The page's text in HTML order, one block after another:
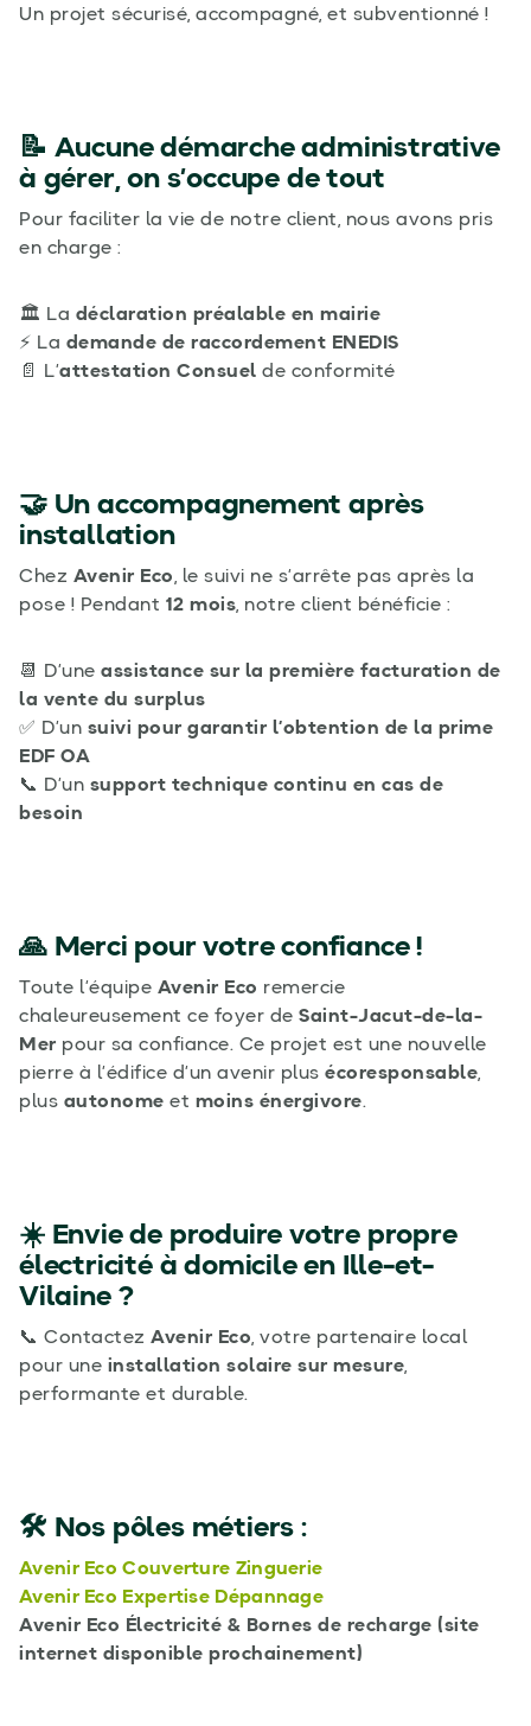
Un projet sécurisé, accompagné, et subventionné !
📝 Aucune démarche administrative
à gérer, on s’occupe de tout
Pour faciliter la vie de notre client, nous avons pris
en charge :
🏛️ La déclaration préalable en mairie
⚡ La demande de raccordement ENEDIS
📄 L’attestation Consuel de conformité
🤝 Un accompagnement après
installation
Chez Avenir Eco, le suivi ne s’arrête pas après la
pose ! Pendant 12 mois, notre client bénéficie :
📆 D’une assistance sur la première facturation de
la vente du surplus
✅ D’un suivi pour garantir l’obtention de la prime
EDF OA
📞 D’un support technique continu en cas de
besoin
🙏 Merci pour votre confiance !
Toute l’équipe Avenir Eco remercie
chaleureusement ce foyer de Saint-Jacut-de-la-
Mer pour sa confiance. Ce projet est une nouvelle
pierre à l’édifice d’un avenir plus écoresponsable,
plus autonome et moins énergivore.
☀️ Envie de produire votre propre
électricité à domicile en Ille-et-
Vilaine ?
📞 Contactez Avenir Eco, votre partenaire local
pour une installation solaire sur mesure,
performante et durable.
🛠️ Nos pôles métiers :
Avenir Eco Couverture Zinguerie
Avenir Eco Expertise Dépannage
Avenir Eco Électricité & Bornes de recharge (site
internet disponible prochainement)